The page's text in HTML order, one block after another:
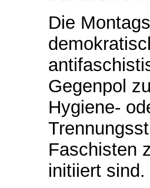
Die
Gegenpol
Hygiene-
Faschisten
initiiert sind.